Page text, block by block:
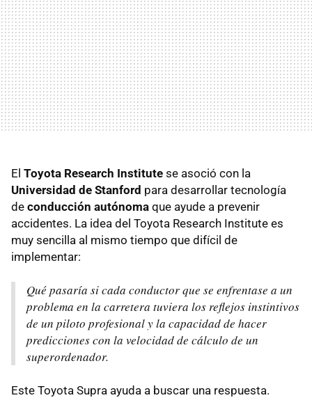
El Toyota Research Institute se asoció con la
Universidad de Stanford para desarrollar tecnología
de conducción autónoma que ayude a prevenir
accidentes. La idea del Toyota Research Institute es
muy sencilla al mismo tiempo que difícil de
implementar:
Qué pasaría si cada conductor que se enfrentase a un
problema en la carretera tuviera los reflejos instintivos
de un piloto profesional y la capacidad de hacer
predicciones con la velocidad de cálculo de un
superordenador.
Este Toyota Supra ayuda a buscar una respuesta.